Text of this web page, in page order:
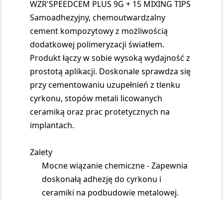
WZR'SPEEDCEM PLUS 9G + 15 MIXING TIPS
Samoadhezyjny, chemoutwardzalny
cement kompozytowy z możliwością
dodatkowej polimeryzacji światłem.
Produkt łączy w sobie wysoką wydajność z
prostotą aplikacji. Doskonale sprawdza się
przy cementowaniu uzupełnień z tlenku
cyrkonu, stopów metali licowanych
ceramiką oraz prac protetycznych na
implantach.
Zalety
Mocne wiązanie chemiczne - Zapewnia
doskonałą adhezję do cyrkonu i
ceramiki na podbudowie metalowej.